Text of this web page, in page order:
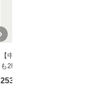
【中古】 知識ゼロで
も2時間で決算書が読
めるようになる！ 会
253